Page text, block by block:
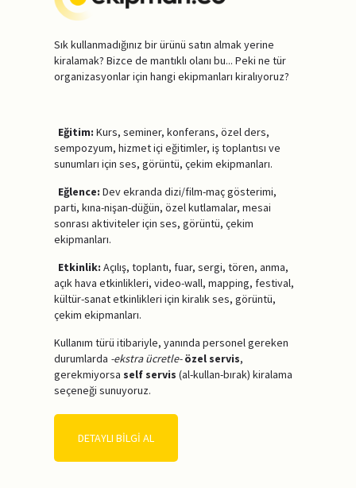
Sık kullanmadığınız bir ürünü satın almak yerine
kiralamak? Bizce de mantıklı olanı bu... Peki ne tür
organizasyonlar için hangi ekipmanları kiralıyoruz?
Eğitim: Kurs, seminer, konferans, özel ders,
sempozyum, hizmet içi eğitimler, iş toplantısı ve
sunumları için ses, görüntü, çekim ekipmanları.
Eğlence: Dev ekranda dizi/film-maç gösterimi,
parti, kına-nişan-düğün, özel kutlamalar, mesai
sonrası aktiviteler için ses, görüntü, çekim
ekipmanları.
Etkinlik: Açılış, toplantı, fuar, sergi, tören, anma,
açık hava etkinlikleri, video-wall, mapping, festival,
kültür-sanat etkinlikleri için kiralık ses, görüntü,
çekim ekipmanları.
Kullanım türü itibariyle, yanında personel gereken
durumlarda -ekstra ücretle- özel servis,
gerekmiyorsa self servis (al-kullan-bırak) kiralama
seçeneği sunuyoruz.
DETAYLI BİLGİ AL